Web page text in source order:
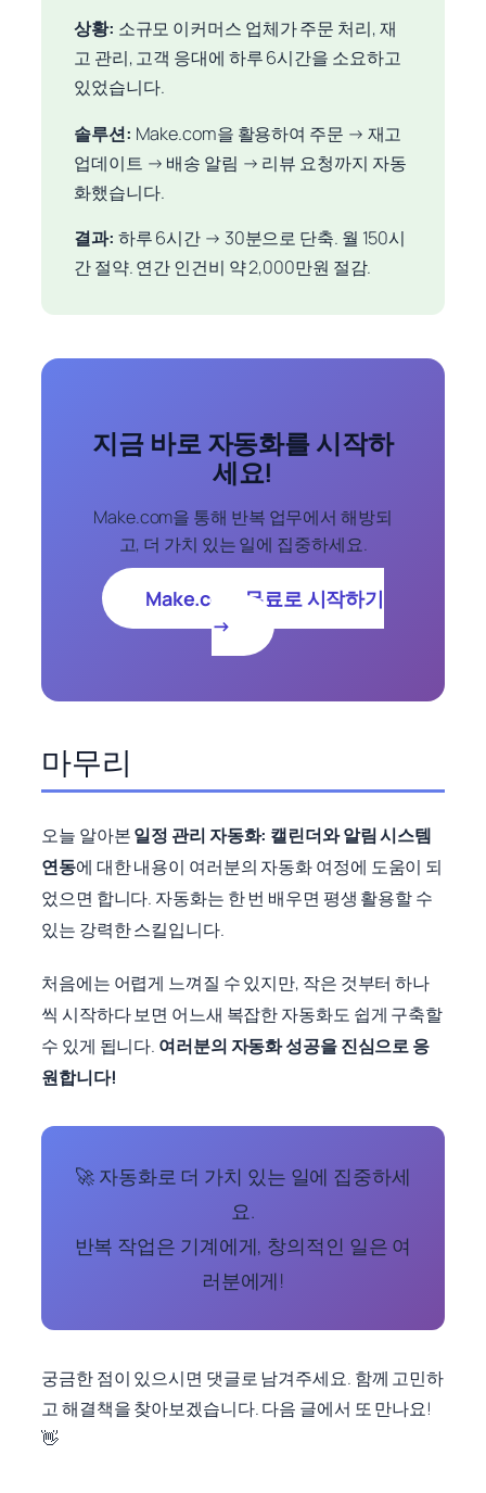
상황: 소규모 이커머스 업체가 주문 처리, 재
고 관리, 고객 응대에 하루 6시간을 소요하고
있었습니다.
솔루션: Make.com을 활용하여 주문 → 재고
업데이트 → 배송 알림 → 리뷰 요청까지 자동
화했습니다.
결과: 하루 6시간 → 30분으로 단축. 월 150시
간 절약. 연간 인건비 약 2,000만원 절감.
지금 바로 자동화를 시작하
세요!
Make.com을 통해 반복 업무에서 해방되
고, 더 가치 있는 일에 집중하세요.
Make.com 무료로 시작하기
→
마무리
오늘 알아본일정 관리 자동화: 캘린더와 알림 시스템
연동에 대한 내용이 여러분의 자동화 여정에 도움이 되
었으면 합니다. 자동화는 한 번 배우면 평생 활용할 수
있는 강력한 스킬입니다.
처음에는 어렵게 느껴질 수 있지만, 작은 것부터 하나
씩 시작하다 보면 어느새 복잡한 자동화도 쉽게 구축할
수 있게 됩니다. 여러분의 자동화 성공을 진심으로 응
원합니다!
🚀 자동화로 더 가치 있는 일에 집중하세
요.
반복 작업은 기계에게, 창의적인 일은 여
러분에게!
궁금한 점이 있으시면 댓글로 남겨주세요. 함께 고민하
고 해결책을 찾아보겠습니다. 다음 글에서 또 만나요!
👋